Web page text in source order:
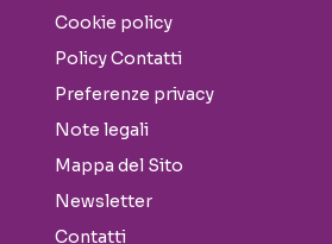
Cookie policy
Policy Contatti
Preferenze privacy
Note legali
Mappa del Sito
Newsletter
Contatti